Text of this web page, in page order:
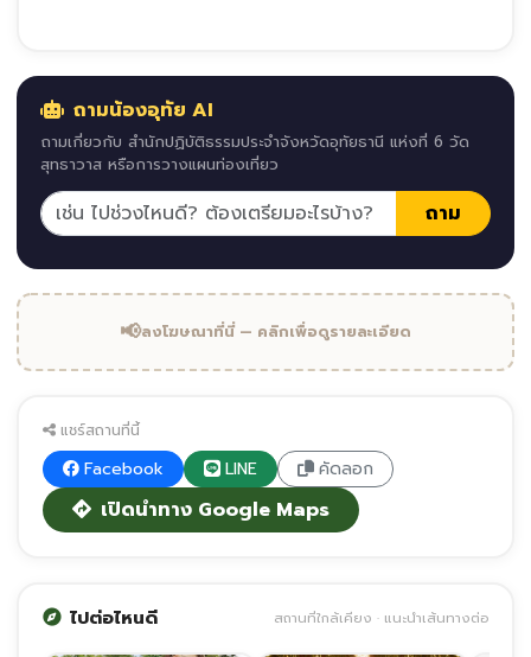
ถามน้องอุทัย AI
ถามเกี่ยวกับ สำนักปฏิบัติธรรมประจำจังหวัดอุทัยธานี แห่งที่ 6 วัด
สุทธาวาส หรือการวางแผนท่องเที่ยว
ถาม
📢ลงโฆษณาที่นี่ — คลิกเพื่อดูรายละเอียด
แชร์สถานที่นี้
Facebook LINE คัดลอก
เปิดนำทาง Google Maps
ไปต่อไหนดี สถานที่ใกล้เคียง · แนะนำเส้นทางต่อ